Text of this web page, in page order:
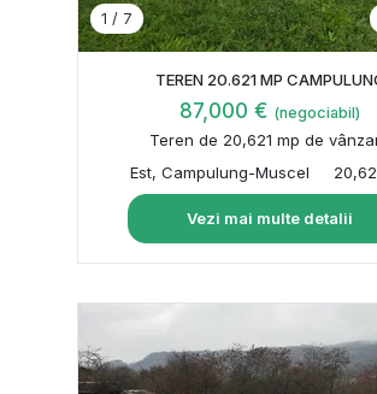
1 / 7
TEREN 20.621 MP
87,000 € (negociabil)
Teren de 20,621 mp de
Est, Campulung-Muscel
Vezi mai multe detalii